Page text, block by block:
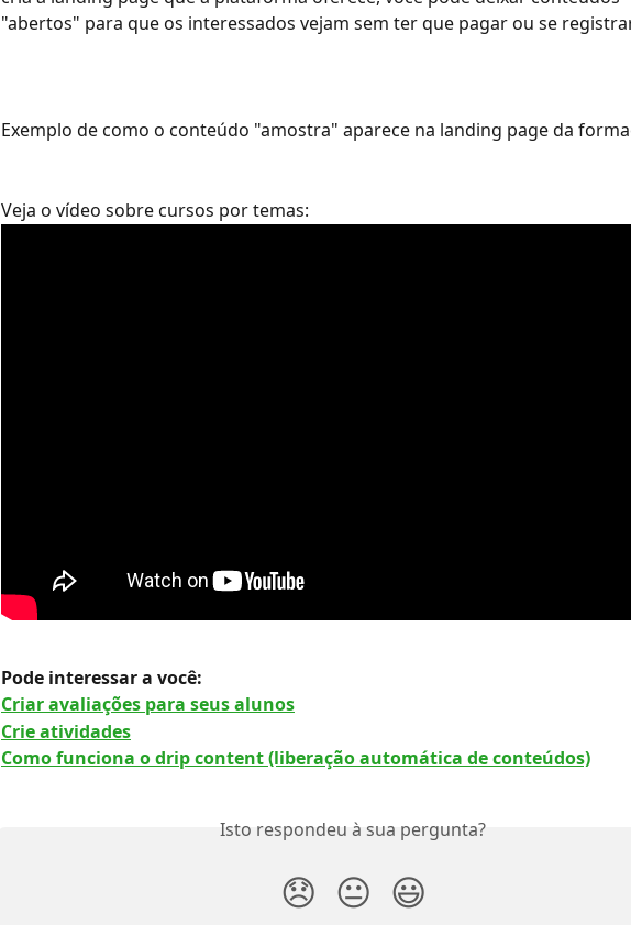
"abertos" para que os interessados vejam sem ter que pagar ou se
Exemplo de como o conteúdo "amostra" aparece na landing page da
Veja o vídeo sobre cursos por temas:
Pode interessar a você:
Criar avaliações para seus alunos
Crie atividades
Como funciona o drip content (liberação automática de conteúdos)
Isto respondeu à sua pergunta?
😞 😐 😃